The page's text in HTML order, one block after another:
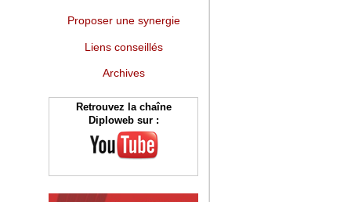
Proposer une synergie
Liens conseillés
Archives
Retrouvez la chaîne
Diploweb sur :